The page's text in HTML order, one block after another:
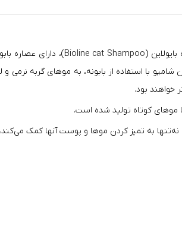
(
Bioline cat Shampoo)، دارای عصاره
شامپو با استفاده از بابونه، به موهای گربه
خواهند بود.
موهای کوتاه تولید شده است.
به تمیز کردن موها و پوست آنها کمک